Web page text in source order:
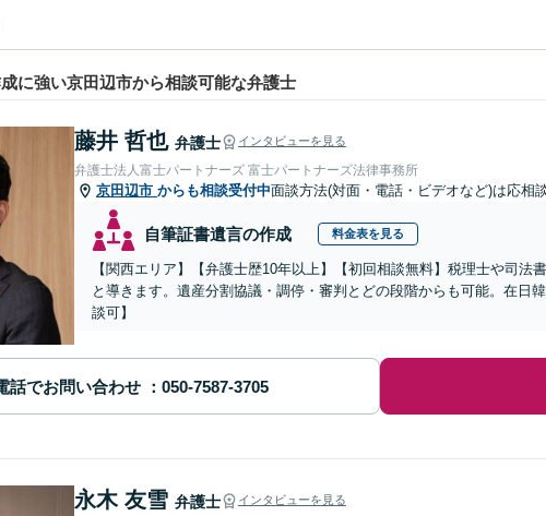
に強い京田辺市から相談可能な弁護士
藤井 哲也 弁護士 インタビューを見る
弁護士法人富士パートナーズ 富士パートナーズ法律事務所
京田辺市 からも相談受付中面談方法(対面・電話・ビデオなど)は応相
自筆証書遺言の作成 料金表を見る
【関西エリア】【弁護士歴10年以上】【初回相談無料】税理士や司
と導きます。遺産分割協議・調停・審判とどの段階からも可能。在日
談可】
話でお問い合わせ
永木 友雪 弁護士 インタビューを見る